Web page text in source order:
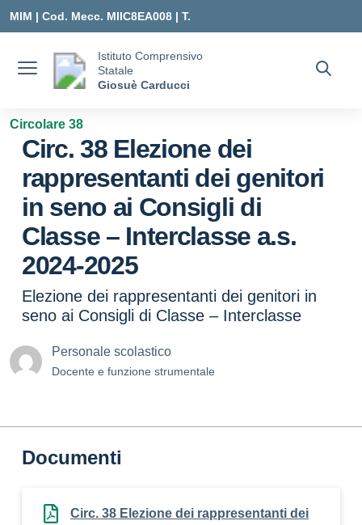
MIM | Cod. Mecc. MIIC8EA008 | T.
MIIC8EA008@ISTRUZIONE.IT
Istituto Comprensivo
Statale
Giosuè Carducci
Circolare 38
Circ. 38 Elezione dei
rappresentanti dei genitori
in seno ai Consigli di
Classe – Interclasse a.s.
2024-2025
Elezione dei rappresentanti dei genitori in
seno ai Consigli di Classe – Interclasse
Personale scolastico
Docente e funzione strumentale
Documenti
Circ. 38 Elezione dei rappresentanti dei